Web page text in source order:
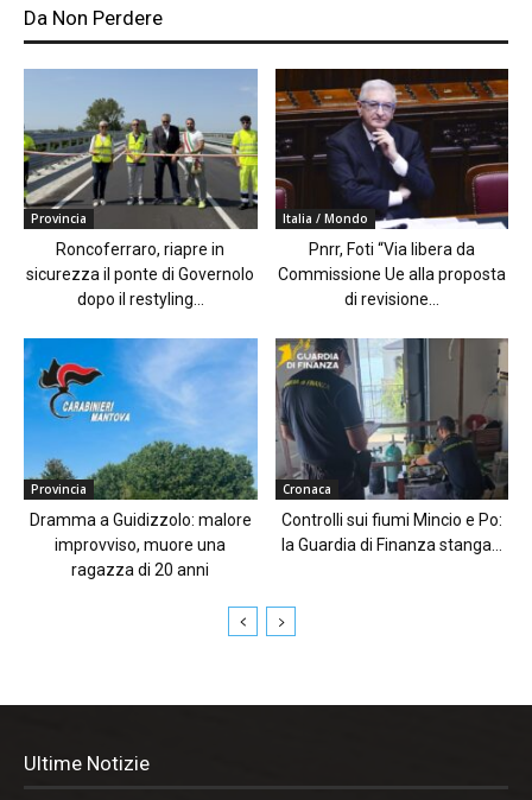
Da Non Perdere
Provincia
Roncoferraro, riapre in
sicurezza il ponte di Governolo
dopo il restyling...
Italia / Mondo
Pnrr, Foti “Via libera da
Commissione Ue alla proposta
di revisione...
Provincia
Dramma a Guidizzolo: malore
improvviso, muore una
ragazza di 20 anni
Cronaca
Controlli sui fiumi Mincio e Po:
la Guardia di Finanza stanga...
Ultime Notizie